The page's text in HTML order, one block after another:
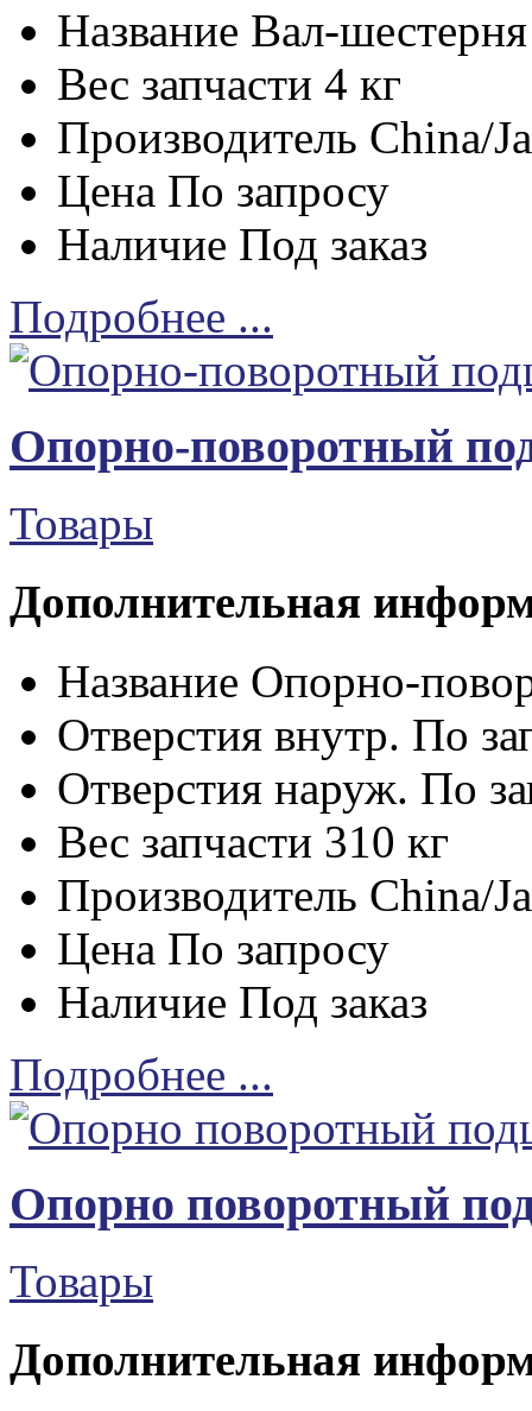
Название Вал-
Вес запчасти 4 кг
Производитель China/
Цена По запросу
Наличие Под заказ
Подробнее ...
Опорно-поворотный
Товары
Дополнительная
Название Опорно-
Отверстия внутр. По
Отверстия наруж. По
Вес запчасти 310 кг
Производитель China/
Цена По запросу
Наличие Под заказ
Подробнее ...
Опорно поворотный
Товары
Дополнительная